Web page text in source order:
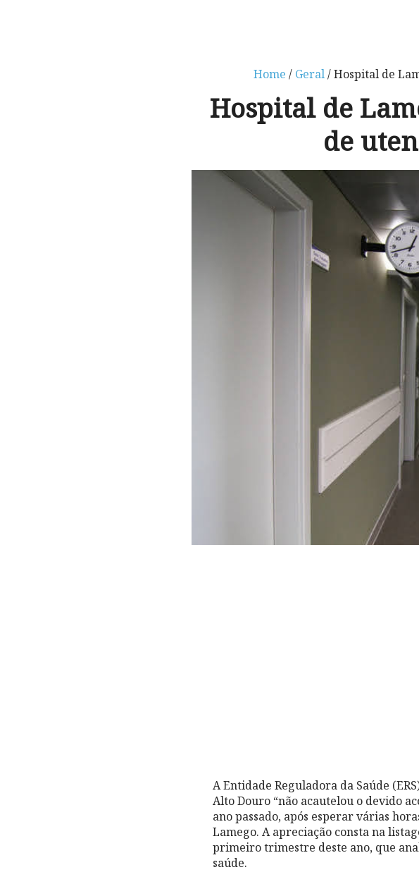
Home / Geral/ Hospital de
Hospital de
de
A Entidade Reguladora da Saúde
Alto Douro “não acautelou o devido
ano passado, após esperar várias
Lamego. A apreciação consta na
primeiro trimestre deste ano, que
saúde.